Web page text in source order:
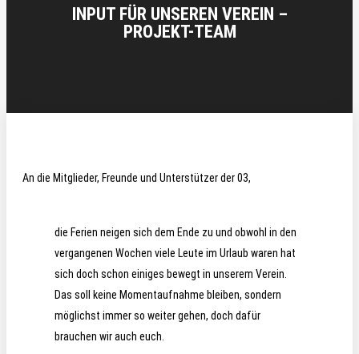
INPUT FÜR UNSEREN VEREIN –
PROJEKT-TEAM
An die Mitglieder, Freunde und Unterstützer der 03,
die Ferien neigen sich dem Ende zu und obwohl in den
vergangenen Wochen viele Leute im Urlaub waren hat
sich doch schon einiges bewegt in unserem Verein.
Das soll keine Momentaufnahme bleiben, sondern
möglichst immer so weiter gehen, doch dafür
brauchen wir auch euch.